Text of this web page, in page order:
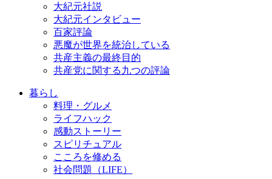
大紀元社説
大紀元インタビュー
百家評論
悪魔が世界を統治している
共産主義の最終目的
共産党に関する九つの評論
暮らし
料理・グルメ
ライフハック
感動ストーリー
スピリチュアル
こころを修める
社会問題（LIFE）